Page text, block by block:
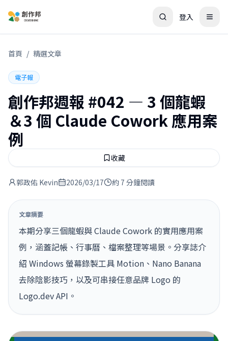
登入
首頁 / 精選文章
電子報
創作邦週報 #042 — 3 個龍蝦
＆3 個 Claude Cowork 應用案
例
收藏
郭政佑 Kevin 2026/03/17 約 7 分鐘閱讀
文章摘要
本期分享三個龍蝦與 Claude Cowork 的實用應用案
例，涵蓋記帳、行事曆、檔案整理等場景。分享誌介
紹 Windows 螢幕錄製工具 Motion、Nano Banana
去除陰影技巧，以及可串接任意品牌 Logo 的
Logo.dev API。